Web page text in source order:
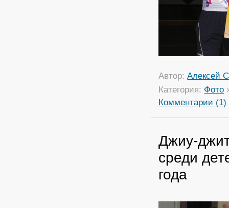
Автор:Алексей
Категория: Фото
Комментарии (1)
Джиу-
среди
года